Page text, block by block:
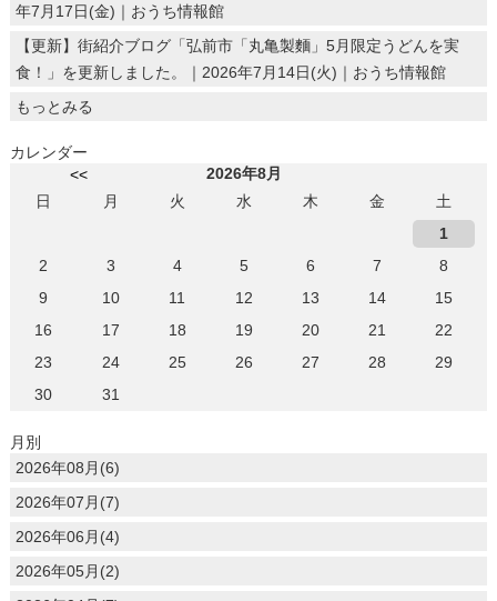
年7月17日(金)｜おうち情報館
【更新】街紹介ブログ「弘前市「丸亀製麵」5月限定うどんを実
食！」を更新しました。｜2026年7月14日(火)｜おうち情報館
もっとみる
カレンダー
<<
2026年8月
日
月 火 水 木 金
土
1
2
3 4 5 6 7
8
9
10 11 12 13 14
15
16
17 18 19 20 21
22
23
24 25 26 27 28
29
30
31
月別
2026年08月(6)
2026年07月(7)
2026年06月(4)
2026年05月(2)